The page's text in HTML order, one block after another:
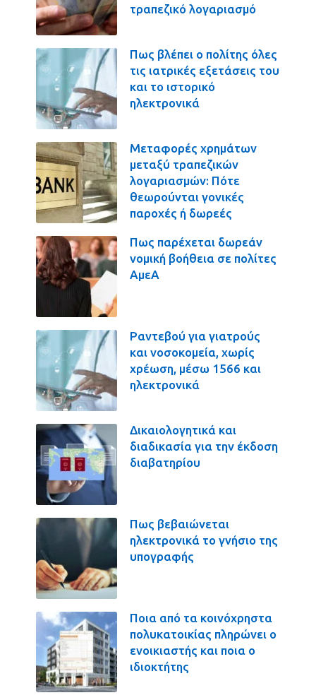
τραπεζικό λογαριασμό
Πως βλέπει ο πολίτης όλες
τις ιατρικές εξετάσεις του
και το ιστορικό
ηλεκτρονικά
Μεταφορές χρημάτων
μεταξύ τραπεζικών
λογαριασμών: Πότε
θεωρούνται γονικές
παροχές ή δωρεές
Πως παρέχεται δωρεάν
νομική βοήθεια σε πολίτες
ΑμεΑ
Ραντεβού για γιατρούς
και νοσοκομεία, χωρίς
χρέωση, μέσω 1566 και
ηλεκτρονικά
Δικαιολογητικά και
διαδικασία για την έκδοση
διαβατηρίου
Πως βεβαιώνεται
ηλεκτρονικά το γνήσιο της
υπογραφής
Ποια από τα κοινόχρηστα
πολυκατοικίας πληρώνει ο
ενοικιαστής και ποια ο
ιδιοκτήτης